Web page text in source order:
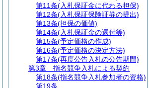
第11条(入札保証金に代わる担保)
第12条(入札保証保険証券の提出)
第13条(担保の価値)
第14条(入札保証金の還付等)
第15条(予定価格の作成)
第16条(予定価格の決定方法)
第17条(再度公告入札の公告期間)
第3章
指名競争入札による契約
第18条(指名競争入札参加者の資格)
第19条